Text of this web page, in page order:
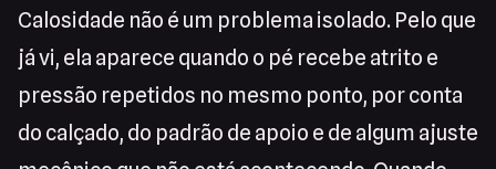
Calosidade não é um problema isolado. Pelo que
já vi, ela aparece quando o pé recebe atrito e
pressão repetidos no mesmo ponto, por conta
do calçado, do padrão de apoio e de algum ajuste